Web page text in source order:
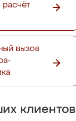
расчёт
вызов
клиентов